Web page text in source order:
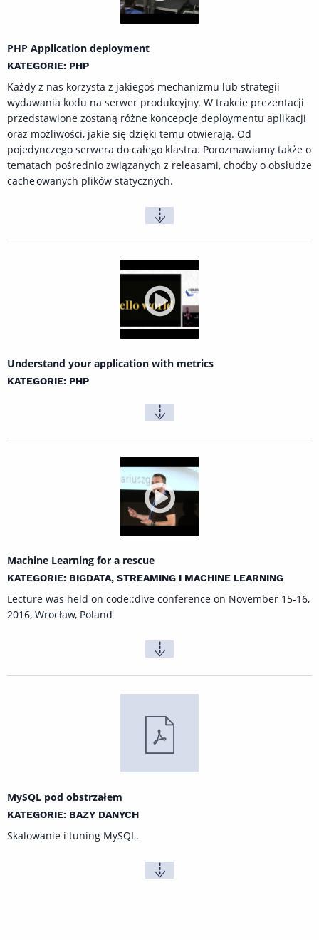
PHP Application deployment
KATEGORIE: PHP
Każdy z nas korzysta z jakiegoś mechanizmu lub strategii
wydawania kodu na serwer produkcyjny. W trakcie prezentacji
przedstawione zostaną różne koncepcje deploymentu aplikacji
oraz możliwości, jakie się dzięki temu otwierają. Od
pojedynczego serwera do całego klastra. Porozmawiamy także o
tematach pośrednio związanych z releasami, choćby o obsłudze
cache'owanych plików statycznych.
Understand your application with metrics
KATEGORIE: PHP
Machine Learning for a rescue
KATEGORIE: BIGDATA, STREAMING I MACHINE LEARNING
Lecture was held on code::dive conference on November 15-16,
2016, Wrocław, Poland
MySQL pod obstrzałem
KATEGORIE: BAZY DANYCH
Skalowanie i tuning MySQL.